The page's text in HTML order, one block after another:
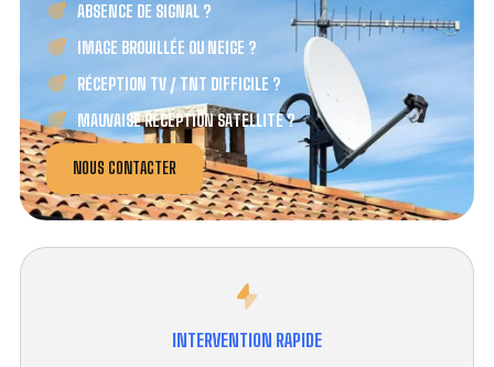
ABSENCE DE SIGNAL ?
IMAGE BROUILLÉE OU NEIGE ?
RÉCEPTION TV / TNT DIFFICILE ?
MAUVAISE RÉCEPTION SATELLITE ?
NOUS CONTACTER
INTERVENTION RAPIDE